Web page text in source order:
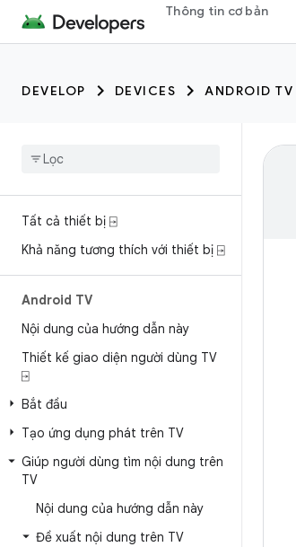
Thông tin cơ bản
DEVELOP DEVICES ANDROID TV
Tất cả thiết bị ⍈
Khả năng tương thích với thiết bị ⍈
Android TV
Nội dung của hướng dẫn này
Thiết kế giao diện người dùng TV
⍈
Bắt đầu
Tạo ứng dụng phát trên TV
Giúp người dùng tìm nội dung trên
TV
Nội dung của hướng dẫn này
Đề xuất nội dung trên TV